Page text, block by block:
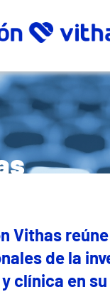
Vithas
de la
clínica en